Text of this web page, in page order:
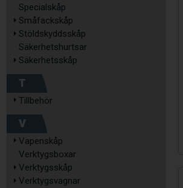
Specialskåp
Småfackskåp
Stöldskyddsskåp
Säkerhetshurtsar
Säkerhetsskåp
T
Tillbehör
V
Vapenskåp
Verktygsboxar
Verktygsskåp
Verktygsvagnar